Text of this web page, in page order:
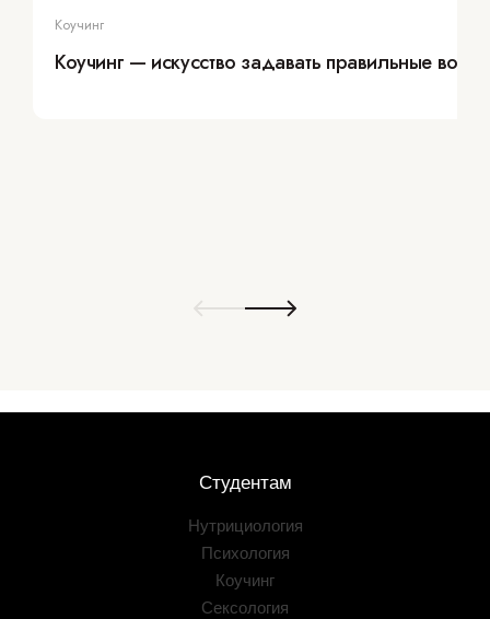
Коучинг
Коучинг — искусство задавать правильные
Студентам
Нутрициология
Психология
Коучинг
Сексология